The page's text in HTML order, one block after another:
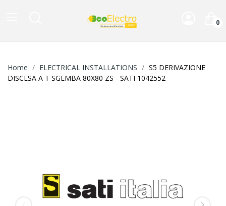
0
Home ELECTRICAL INSTALLATIONS
S5 DERIVAZIONE
DISCESA A T SGEMBA 80X80 ZS - SATI 1042552